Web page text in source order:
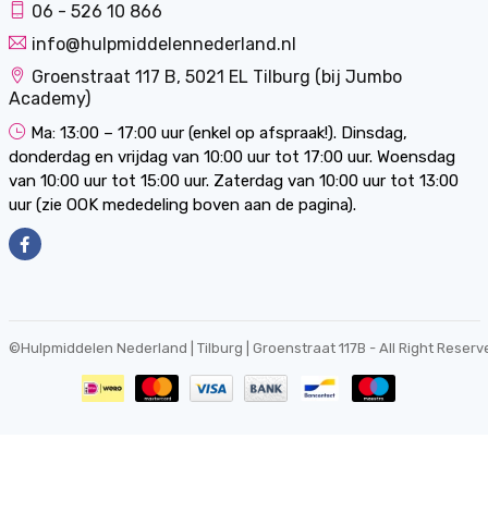
06 - 526 10 866
info@hulpmiddelennederland.nl
Groenstraat 117 B, 5021 EL Tilburg (bij Jumbo
Academy)
Ma: 13:00 – 17:00 uur (enkel op afspraak!). Dinsdag,
donderdag en vrijdag van 10:00 uur tot 17:00 uur. Woensdag
van 10:00 uur tot 15:00 uur. Zaterdag van 10:00 uur tot 13:00
uur (zie OOK mededeling boven aan de pagina).
©Hulpmiddelen Nederland | Tilburg | Groenstraat 117B - All Right